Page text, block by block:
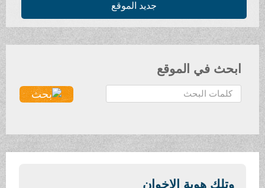
جديد الموقع
ابحث في الموقع
ح
ث
وتلك هوية الإخوان